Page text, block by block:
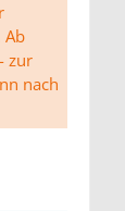
Ab
zur
nach